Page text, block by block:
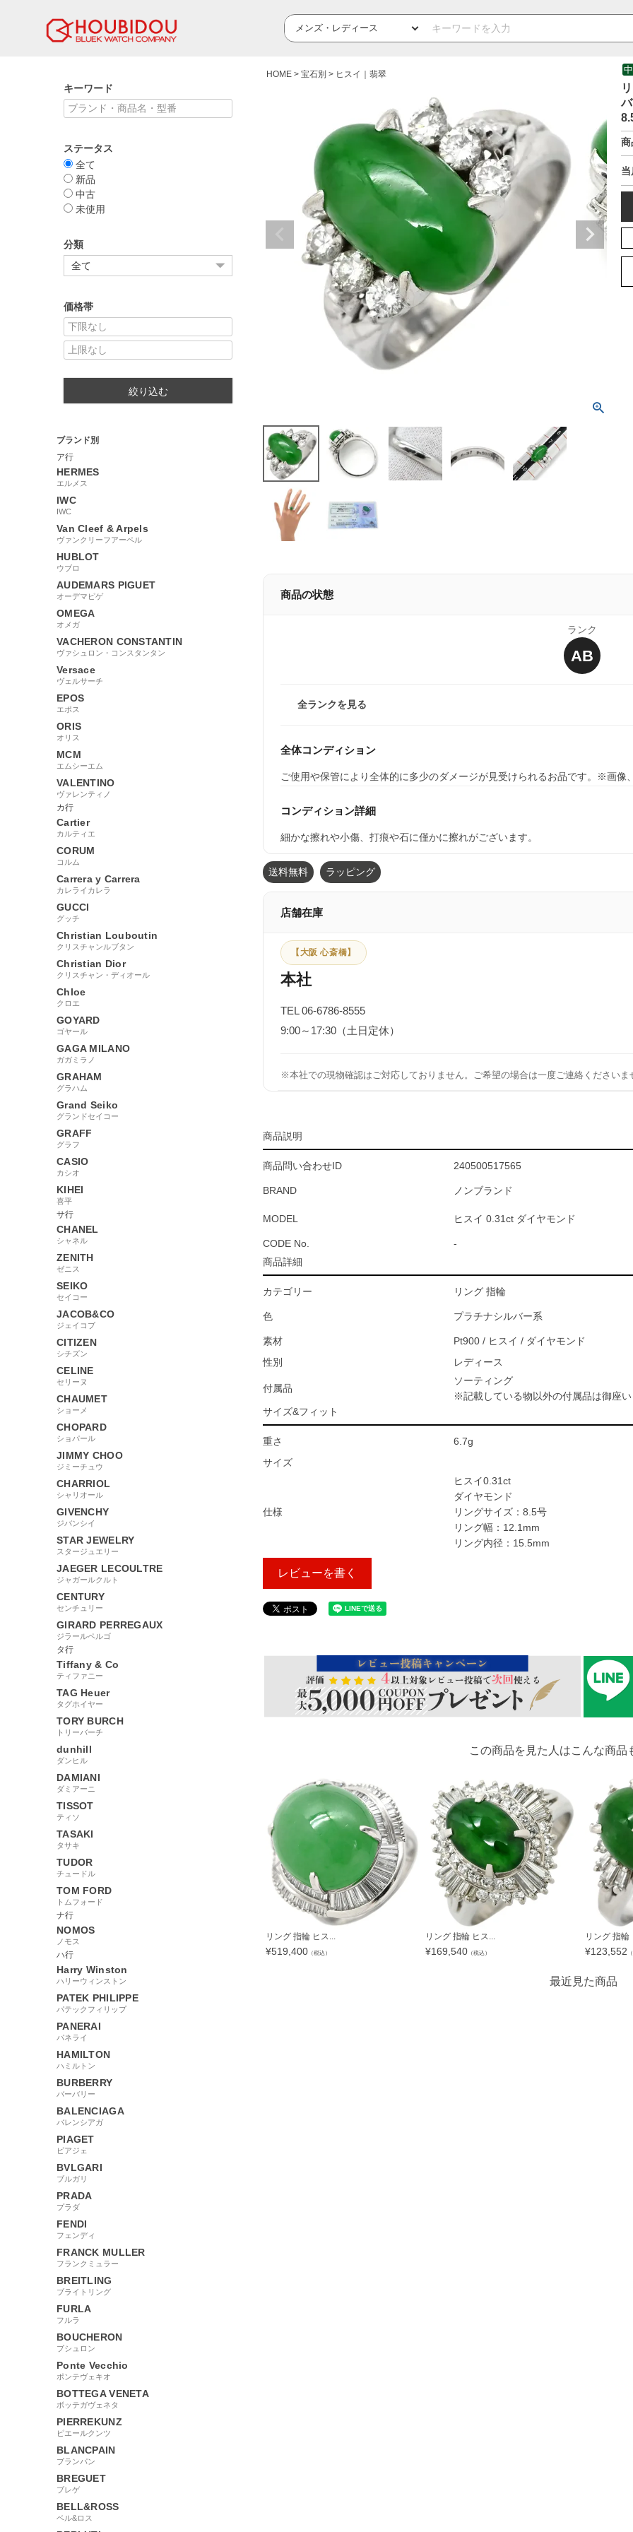
キーワード
ステータス
全て
新品
中古
未使用
分類
価格帯
絞り込む
ブランド別
ア行
HERMES
エルメス
IWC
IWC
Van Cleef & Arpels
ヴァンクリーフアーペル
HUBLOT
ウブロ
AUDEMARS PIGUET
オーデマピゲ
OMEGA
オメガ
VACHERON CONSTANTIN
ヴァシュロン・コンスタンタン
Versace
ヴェルサーチ
EPOS
エポス
ORIS
オリス
MCM
エムシーエム
VALENTINO
ヴァレンティノ
カ行
Cartier
カルティエ
CORUM
コルム
Carrera y Carrera
カレライカレラ
GUCCI
グッチ
Christian Louboutin
クリスチャンルブタン
Christian Dior
クリスチャン・ディオール
Chloe
クロエ
GOYARD
ゴヤール
GAGA MILANO
ガガミラノ
GRAHAM
グラハム
Grand Seiko
グランドセイコー
GRAFF
グラフ
CASIO
カシオ
KIHEI
喜平
サ行
CHANEL
シャネル
ZENITH
ゼニス
SEIKO
セイコー
JACOB&CO
ジェイコブ
CITIZEN
シチズン
CELINE
セリーヌ
CHAUMET
ショーメ
CHOPARD
ショパール
JIMMY CHOO
ジミーチュウ
CHARRIOL
シャリオール
GIVENCHY
ジバンシイ
STAR JEWELRY
スタージュエリー
JAEGER LECOULTRE
ジャガールクルト
CENTURY
センチュリー
GIRARD PERREGAUX
ジラールペルゴ
タ行
Tiffany & Co
ティファニー
TAG Heuer
タグホイヤー
TORY BURCH
トリーバーチ
dunhill
ダンヒル
DAMIANI
ダミアーニ
TISSOT
ティソ
TASAKI
タサキ
TUDOR
チュードル
TOM FORD
トムフォード
ナ行
NOMOS
ノモス
ハ行
Harry Winston
ハリーウィンストン
PATEK PHILIPPE
パテックフィリップ
PANERAI
パネライ
HAMILTON
ハミルトン
BURBERRY
バーバリー
BALENCIAGA
バレンシアガ
PIAGET
ピアジェ
BVLGARI
ブルガリ
PRADA
プラダ
FENDI
フェンディ
FRANCK MULLER
フランクミュラー
BREITLING
ブライトリング
FURLA
フルラ
BOUCHERON
ブシュロン
Ponte Vecchio
ポンテヴェキオ
BOTTEGA VENETA
ボッテガヴェネタ
PIERREKUNZ
ピエールクンツ
BLANCPAIN
ブランパン
BREGUET
ブレゲ
BELL&ROSS
ベル&ロス
HOME 宝石別 ヒスイ｜翡翠
商
商品の状態
ランク
AB
全ランクを見る
全体コンディション
ご使用や保管により全体的に多少のダメージが見受けられるお品です。※画像
コンディション詳細
細かな擦れや小傷、打痕や石に僅かに擦れがございます。
送料無料 ラッピング
店舗在庫
【大阪 心斎橋】
本社
TEL 06-6786-8555
9:00～17:30（土日定休）
※本社での現物確認はご対応しておりません。ご希望の場合は一度ご連絡くださいま
商品説明
商品問い合わせID 240500517565
BRAND ノンブランド
MODEL ヒスイ 0.31ct ダイヤモンド
CODE No.
-
商品詳細
カテゴリー リング 指輪
色 プラチナシルバー系
素材
Pt900 / ヒスイ / ダイヤモンド
性別
レディース
付属品
ソーティング
※記載している物以外の付属品は御座
サイズ&フィット
重さ
6.7g
サイズ
仕様
ヒスイ0.31ct
ダイヤモンド
リングサイズ：8.5号
リング幅：12.1mm
リング内径：15.5mm
レビューを書く
この商品を見た人はこんな商品
リング 指輪 ヒス...
¥519,400 （税込）
リング 指輪 ヒス...
¥169,540 （税込）
リング 指輪
¥123,552
最近見た商品